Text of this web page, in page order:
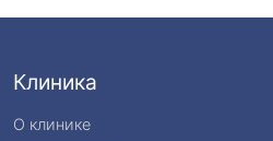
Клиника
О клинике